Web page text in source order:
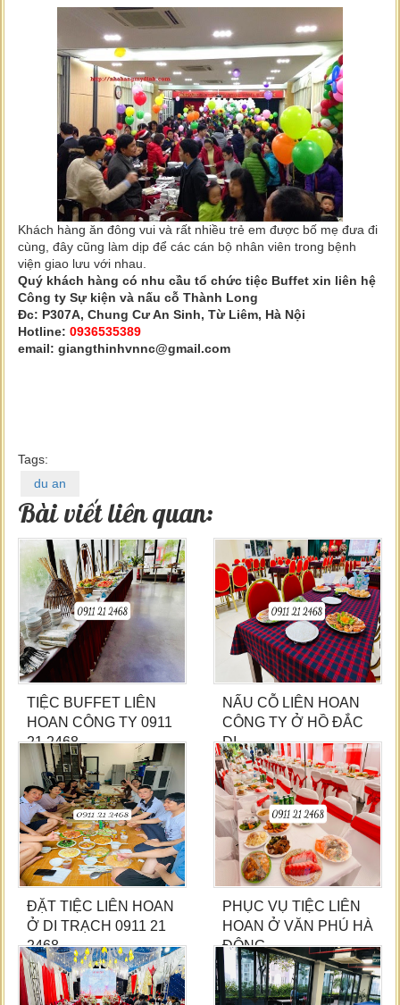
Khách hàng ăn đông vui và rất nhiều trẻ em được bố mẹ đưa đi
cùng, đây cũng làm dịp để các cán bộ nhân viên trong bệnh
viện giao lưu với nhau.
Quý khách hàng có nhu cầu tổ chức tiệc Buffet xin liên hệ
Công ty Sự kiện và nấu cỗ Thành Long
Đc: P307A, Chung Cư An Sinh, Từ Liêm, Hà Nội
Hotline: 0936535389
email: giangthinhvnnc@gmail.com
Tags:
du an
Bài viết liên quan:
TIỆC BUFFET LIÊN
HOAN CÔNG TY 0911
21 2468
NẤU CỖ LIÊN HOAN
CÔNG TY Ở HỒ ĐẮC
DI
ĐẶT TIỆC LIÊN HOAN
Ở DI TRẠCH 0911 21
2468
PHỤC VỤ TIỆC LIÊN
HOAN Ở VĂN PHÚ HÀ
ĐÔNG